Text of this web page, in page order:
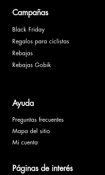
Campañas
Black Friday
Regalos para ciclistas
Rebajas
Rebajas Gobik
Ayuda
Preguntas frecuentes
Mapa del sitio
Mi cuenta
Páginas de interés